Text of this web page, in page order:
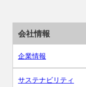
会社情報
企業情報
サステナビリティ